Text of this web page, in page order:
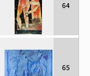
64
65